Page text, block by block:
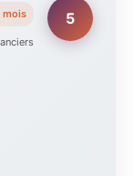
5
mois